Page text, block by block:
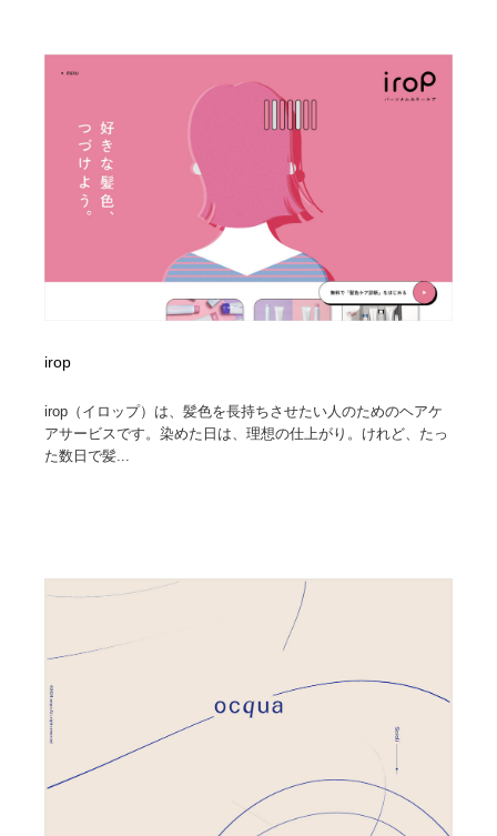
irop
irop（イロップ）は、髪色を長持ちさせたい人のためのヘアケ
アサービスです。染めた日は、理想の仕上がり。けれど、たっ
た数日で髪...